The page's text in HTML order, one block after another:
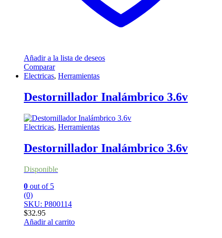
Añadir a la lista de deseos
Comparar
Electricas, Herramientas
Destornillador Inalámbrico 3.6v
Electricas, Herramientas
Destornillador Inalámbrico 3.6v
Disponible
0 out of 5
(0)
SKU: P800114
$32.95
Añadir al carrito